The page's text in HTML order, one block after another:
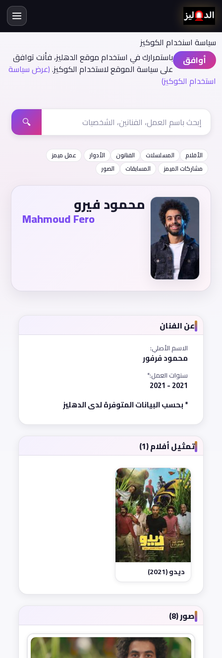
سياسة اسنخدام الكوكيز
أوافق
باستمرارك في استخدام موقع الدهليز، فأنت توافق
على سياسة الموقع لاستخدام الكوكيز.(عرض سياسة
استخدام الكوكيز)
🔍
الأفلام المسلسلات الفنانون الأدوار
عمل ميمز
مشاركات الميمز
المسابقات الصور
محمود فيرو
Mahmoud Fero
عن الفنان
الاسم الأصلي:
محمود فرفور
سنوات العمل:*
2021 - 2021
* بحسب البيانات المتوفرة لدى الدهليز
تمثيل أفلام (1)
ديدو (2021)
صور (8)